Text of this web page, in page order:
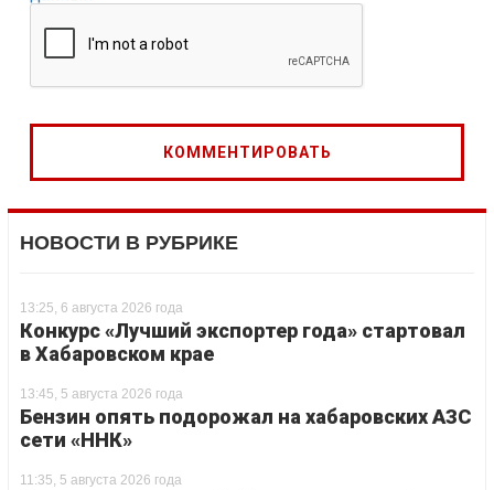
НОВОСТИ В РУБРИКЕ
13:25, 6 августа 2026 года
Конкурс «Лучший экспортер года» стартовал
в Хабаровском крае
13:45, 5 августа 2026 года
Бензин опять подорожал на хабаровских АЗС
сети «ННК»
11:35, 5 августа 2026 года